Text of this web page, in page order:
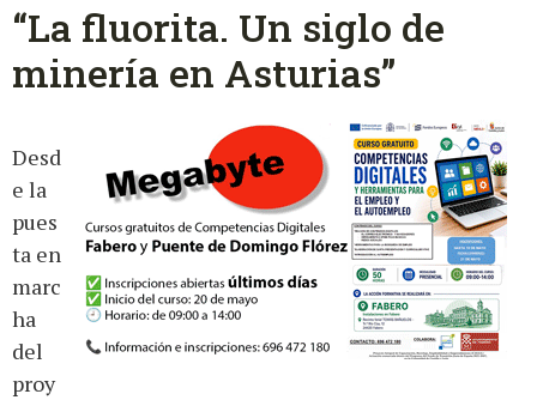
“La fluorita. Un siglo de
minería en Asturias”
Desd
e la
pues
ta en
marc
ha
del
proy